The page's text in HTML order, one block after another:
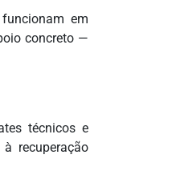
em
concreto —
técnicos e
recuperação